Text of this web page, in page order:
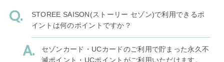
STOREE SAISON(ストーリー セゾン)で利用できるポ
イントは何のポイントですか？
セゾンカード・UCカードのご利用で貯まった永久不
滅ポイント・UCポイントがご利用いただけます。